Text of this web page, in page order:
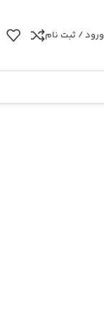
ورود / ثبت نام